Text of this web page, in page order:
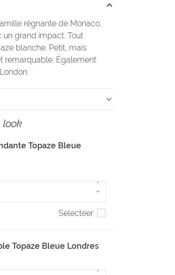
régnante de Monaco.
grand impact. Tout
blanche. Petit, mais
remarquable. Également
look
Topaze Bleue
▾
Selecteer
Topaze Bleue Londres
▾